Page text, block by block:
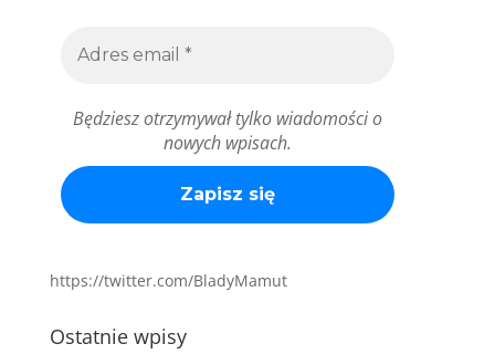
Będziesz otrzymywał tylko wiadomości o
nowych wpisach.
https://twitter.com/BladyMamut
Ostatnie wpisy